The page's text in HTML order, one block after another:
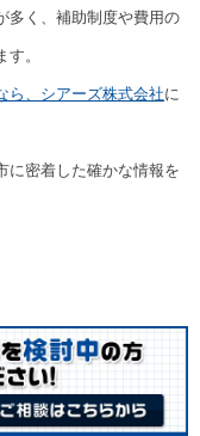
多く、補助制度や費用の
。
ら、シアーズ株式会社に
に密着した確かな情報を